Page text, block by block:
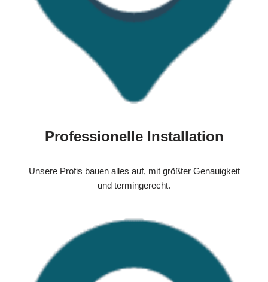
Professionelle Installation
Unsere Profis bauen alles auf, mit größter Genauigkeit
und termingerecht.